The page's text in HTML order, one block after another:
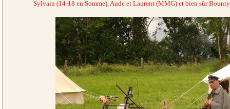
Sylvain (14-18 en Somme), Aude et Laurent (MMG) et bien sûr